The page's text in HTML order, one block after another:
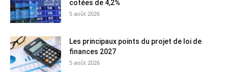
cotées de 4,2%
5 août 2026
Les principaux points du projet de loi de
finances 2027
5 août 2026